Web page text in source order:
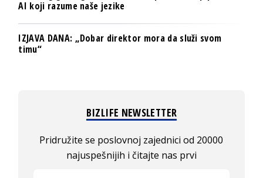
AI koji razume naše jezike
IZJAVA DANA: „Dobar direktor mora da služi svom
timu“
BIZLIFE NEWSLETTER
Pridružite se poslovnoj zajednici od 20000
najuspešnijih i čitajte nas prvi